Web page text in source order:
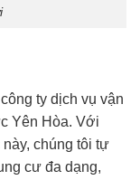
ty dịch vụ vận
Yên Hòa. Với
chúng tôi tự
cư đa dạng,